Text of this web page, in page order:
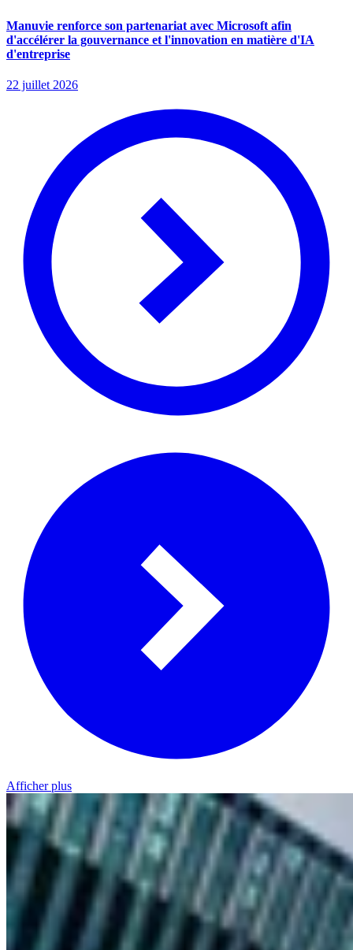
Manuvie renforce son partenariat avec Microsoft afin
d'accélérer la gouvernance et l'innovation en matière d'IA
d'entreprise
22 juillet 2026
Afficher plus